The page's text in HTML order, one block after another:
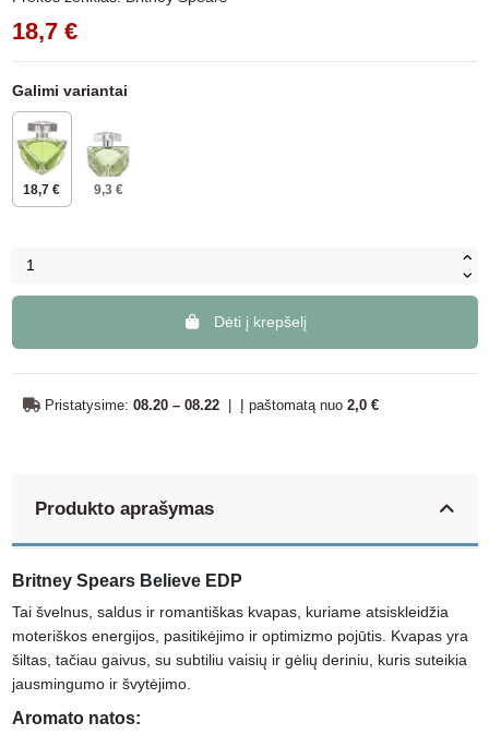
18,7 €
Galimi variantai
18,7 € 9,3 €
Dėti į krepšelį
Pristatysime: 08.20 – 08.22 Į paštomatą nuo 2,0 €
Produkto aprašymas
Britney Spears Believe EDP
Tai švelnus, saldus ir romantiškas kvapas, kuriame atsiskleidžia
moteriškos energijos, pasitikėjimo ir optimizmo pojūtis. Kvapas yra
šiltas, tačiau gaivus, su subtiliu vaisių ir gėlių deriniu, kuris suteikia
jausmingumo ir švytėjimo.
Aromato natos: